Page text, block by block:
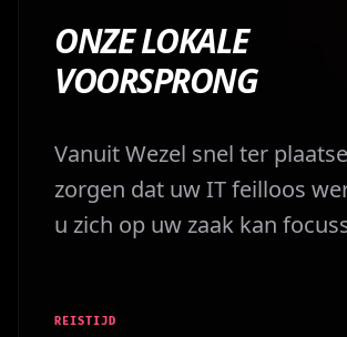
ONZE LOKALE
VOORSPRONG
Vanuit Wezel snel ter
zorgen dat uw IT feilloos
u zich op uw zaak kan
REISTIJD